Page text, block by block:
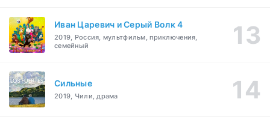
Иван Царевич и Серый Волк 4
2019, Россия, мультфильм, приключения,
семейный
Сильные
2019, Чили, драма